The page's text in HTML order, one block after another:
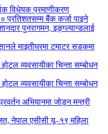
विधेयक प्रमाणीकरण
प्रतिशतसम्म बैंक कर्जा पाइने
पुनरागमन, इङ्ग्ल्यान्डलाई
माइतीघरमा टमाटर सडकमा
व्यवसायीका चिन्ता सम्बोधन
व्यवसायीका चिन्ता सम्बोधन
अभियानमा जोड्न मन्त्री
नेपाल एसीसी यू–१९ महिला